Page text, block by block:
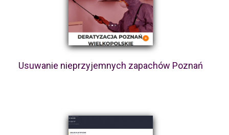
Usuwanie nieprzyjemnych zapachów Poznań